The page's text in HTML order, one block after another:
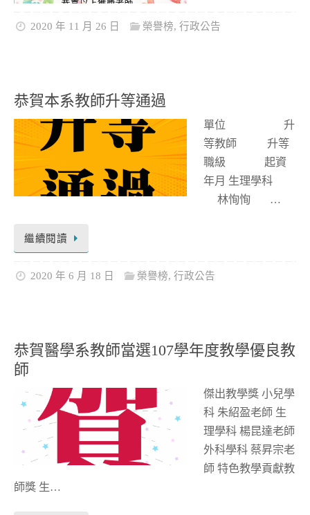
2020 年 11 月 26 日 榮譽榜, 行政公告
恭賀本系教師升等通過
單位 升
等教師 升等
職級 起資
年月 生理學科
林恂恂 …
繼續閱讀
2020 年 6 月 18 日 榮譽榜, 行政公告
恭賀醫學系教師當選107學年度教學優良教
師
傑出教學獎 小兒學
科 朱紹盈老師 生
理學科 楊昆達老師
外科學科 蔡昇宗老
師 特色教學貢獻教
師獎 生…